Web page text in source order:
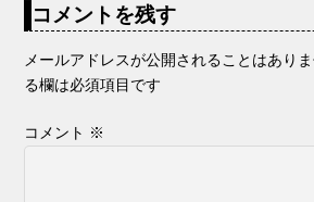
コメントを残す
メールアドレスが公開されることはありま
る欄は必須項目です
コメント ※